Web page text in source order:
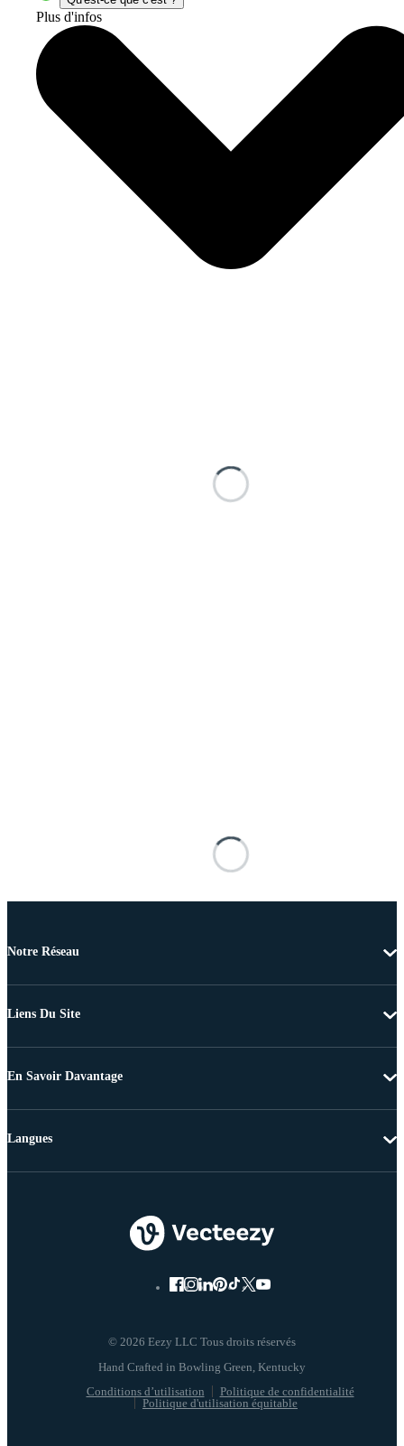
Plus d'infos
Notre Réseau
Liens Du Site
En Savoir Davantage
© 2026 Eezy LLC Tous droits réservés
Conditions d’utilisation
Politique de confidentialité
Politique d'utilisation équitable
Langues